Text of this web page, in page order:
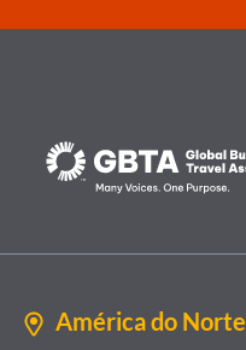
América do Norte